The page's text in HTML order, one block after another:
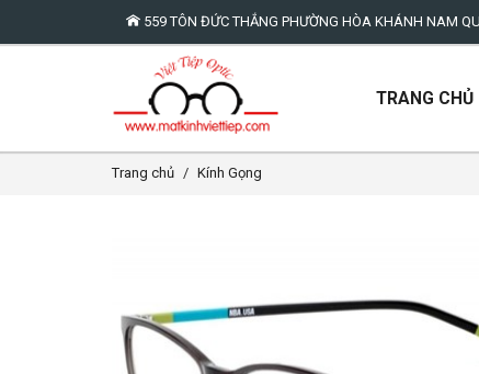
559 TÔN ĐỨC THẮNG PHƯỜNG HÒA KHÁNH NAM
TRANG CHỦ
Trang chủ Kính Gọng